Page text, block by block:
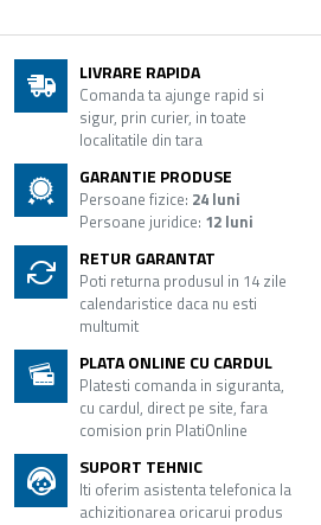
LIVRARE RAPIDA
Comanda ta ajunge rapid si
sigur, prin curier, in toate
localitatile din tara
GARANTIE PRODUSE
Persoane fizice: 24 luni
Persoane juridice: 12 luni
RETUR GARANTAT
Poti returna produsul in 14 zile
calendaristice daca nu esti
multumit
PLATA ONLINE CU CARDUL
Platesti comanda in siguranta,
cu cardul, direct pe site, fara
comision prin PlatiOnline
SUPORT TEHNIC
Iti oferim asistenta telefonica la
achizitionarea oricarui produs